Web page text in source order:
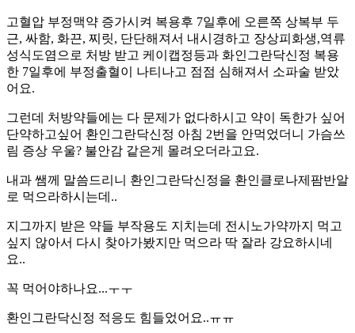
고혈압 부정맥약 증가시켜 복용후 7일후에 오른쪽 상복부 두
근, 싸함, 화끈, 찌릿, 단단해져서 내시경하고 장상피화생,역류
성식도염으로 처방 받고 케이캡정등과 화인그란닥신정 복용
한 7일후에 부정출혈이 나티나고 점점 심해져서 소파술 받았
어요.
그런데 처방약들에는 다 문제가 없다하시고 약이 독한가 싶어
단약하고싶어 환인그란닥신정 아침 2번을 안먹었더니 가슴쓰
림 증상 우울? 불안감 같은게 몰려오더라고요.
내과 쌤께 말씀드리니 환인그란닥신정을 환인클로나제팜반알
로 먹으라하시는데..
지그까지 받은 약들 부작용도 지치는데 전시노가약까지 먹고
싶지 않아서 다시 찾아가봤지만 먹으라 딱 잘라 강요하시네
요..
꼭 먹어야하나요...ㅜㅜ
환인그란닥신정 적응도 힘들었어요..ㅠㅠ